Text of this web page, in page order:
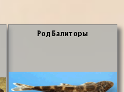
Род Ба­ли­то­ры